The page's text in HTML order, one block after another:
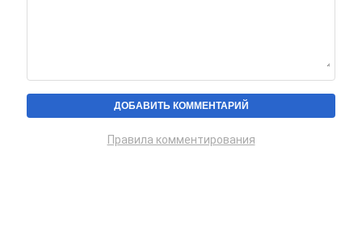
Правила комментирования